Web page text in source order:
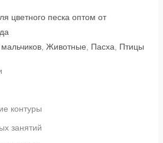
цветного песка оптом от
,Животные Пасха Птицы
контуры
занятий